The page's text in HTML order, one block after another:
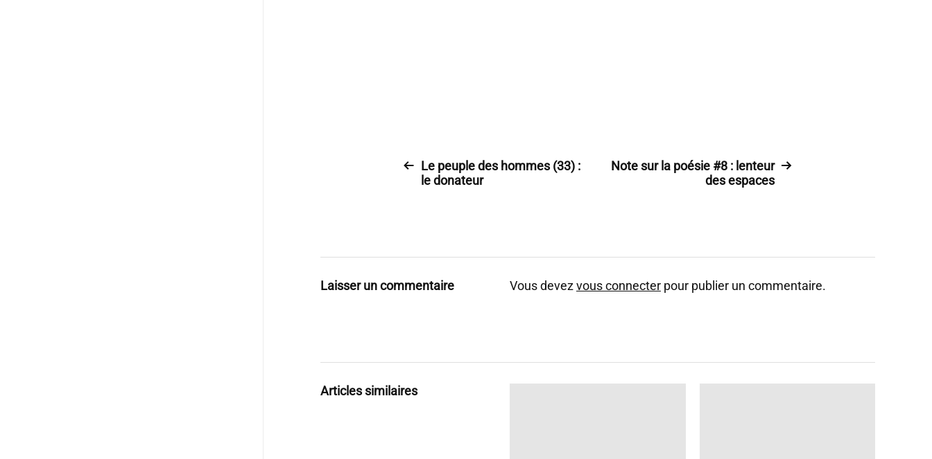
Le peuple des hommes (33) :
le donateur
Note sur la poésie #8 : lenteur
des espaces
Laisser un commentaire Vous devezvous connecter pour publier un commentaire.
Articles similaires